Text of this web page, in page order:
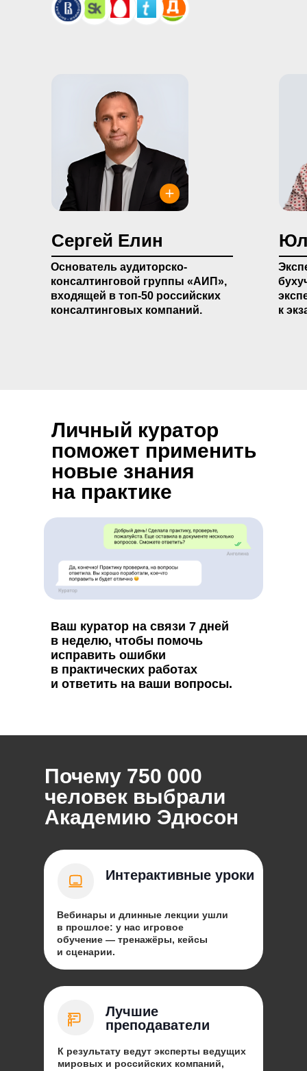
к
Сергей Елин
Основатель аудиторско-
консалтинговой группы «АИП»,
входящей в топ-50 российских
консалтинговых компаний.
Ваш куратор на связи 7 дней
в неделю, чтобы помочь
исправить ошибки
в практических работах
и ответить на ваши вопросы.
Личный куратор
поможет применить
новые знания
на практике
Почему 750 000
человек выбрали
Академию Эдюсон
Интерактивные уроки
Вебинары и длинные лекции ушли
в прошлое: у нас игровое
обучение — тренажёры, кейсы
и сценарии.
Лучшие
преподаватели
К результату ведут эксперты ведущих
мировых и российских компаний,